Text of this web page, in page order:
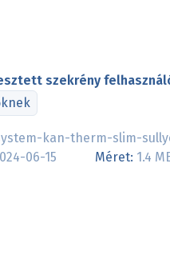
szekrény
kan-therm-slim-
06-15 Méret: 1.4